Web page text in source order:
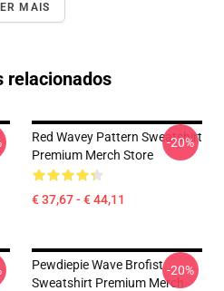
MAIS
relacionados
Red Wavey Pattern Sweatshirt
Premium Merch Store
€ 37,67 - € 44,11
-20%
Pewdiepie Wave Brofist
Sweatshirt Premium Merch
-20%